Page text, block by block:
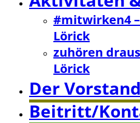
#mitwirken4
Lörick
zuhören
Lörick
Der Vorstand
Beitritt/